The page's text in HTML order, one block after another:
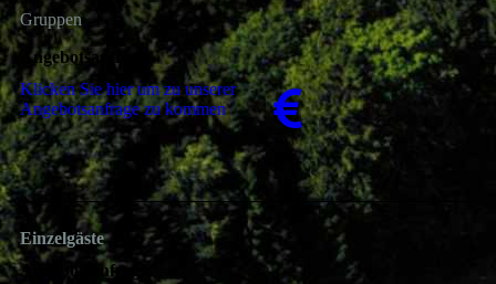
Gruppen
Angebotsanfrage
Klicken Sie hier um zu unserer
An­ge­bots­an­fra­ge zu kommen
Einzelgäste
Angebotsanfrage